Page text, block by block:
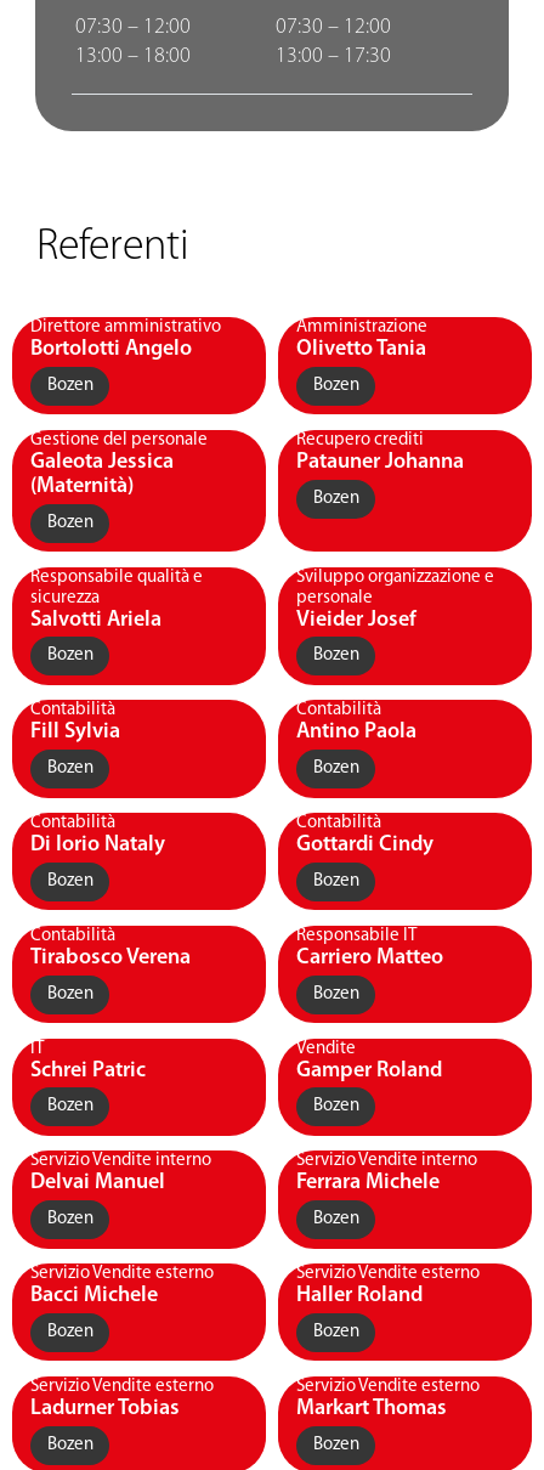
07:30 – 12:00
13:00 – 18:00
07:30 – 12:00
13:00 – 17:30
Referenti
Direttore amministrativo
Bortolotti Angelo
Bozen
Amministrazione
Olivetto Tania
Bozen
Gestione del personale
Galeota Jessica
(Maternità)
Bozen
Recupero crediti
Patauner Johanna
Bozen
Responsabile qualità e
sicurezza
Salvotti Ariela
Bozen
Sviluppo organizzazione e
personale
Vieider Josef
Bozen
Contabilità
Fill Sylvia
Bozen
Contabilità
Antino Paola
Bozen
Contabilità
Di Iorio Nataly
Bozen
Contabilità
Gottardi Cindy
Bozen
Contabilità
Tirabosco Verena
Bozen
Responsabile IT
Carriero Matteo
Bozen
IT
Schrei Patric
Bozen
Vendite
Gamper Roland
Bozen
Servizio Vendite interno
Delvai Manuel
Bozen
Servizio Vendite interno
Ferrara Michele
Bozen
Servizio Vendite esterno
Bacci Michele
Bozen
Servizio Vendite esterno
Haller Roland
Bozen
Servizio Vendite esterno
Ladurner Tobias
Bozen
Servizio Vendite esterno
Markart Thomas
Bozen